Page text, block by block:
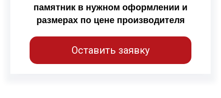
памятник в нужном оформлении и
размерах по цене производителя
Оставить заявку